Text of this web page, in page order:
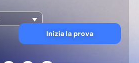
Inizia la prova